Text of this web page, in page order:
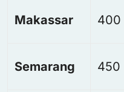
Makassar 400
Semarang 450